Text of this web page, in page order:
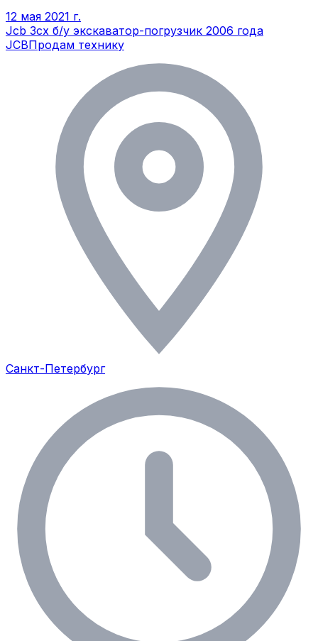
12 мая 2021 г.
Jcb 3cx б/у экскаватор-погрузчик 2006 года
JCBПродам технику
Санкт-Петербург